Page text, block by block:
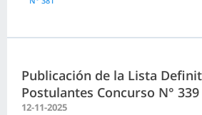
Publicación de la Lista
Postulantes Concurso N°
12-11-2025